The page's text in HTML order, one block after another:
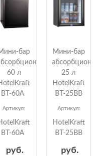
бар
60 л
BT-60A
Артикул:
BT-60A
руб.
Мини-бар
25 л
HotelKraft
BT-25BB
Артикул:
HotelKraft
BT-25BB
руб.